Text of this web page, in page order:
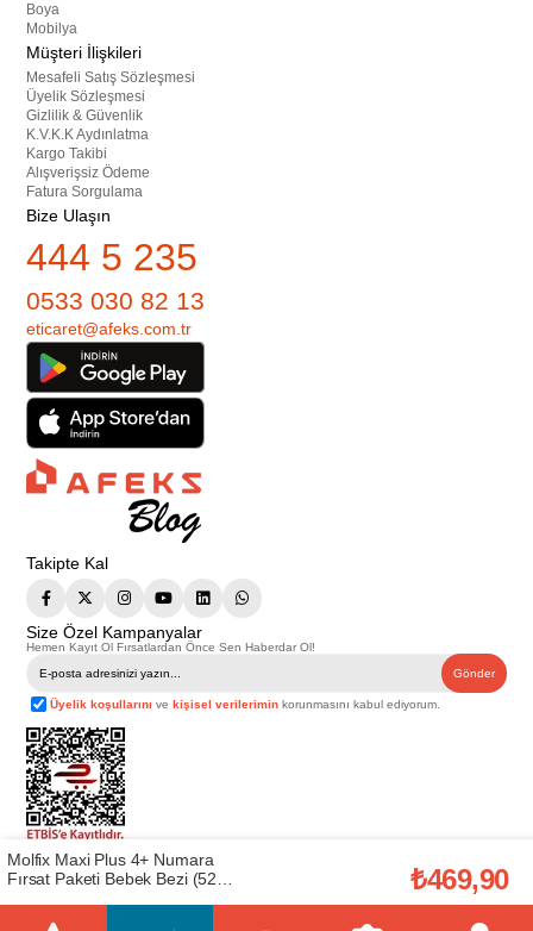
Boya
Mobilya
Müşteri İlişkileri
Mesafeli Satış Sözleşmesi
Üyelik Sözleşmesi
Gizlilik & Güvenlik
K.V.K.K Aydınlatma
Kargo Takibi
Alışverişsiz Ödeme
Fatura Sorgulama
Bize Ulaşın
444 5 235
0533 030 82 13
eticaret@afeks.com.tr
Takipte Kal
Size Özel Kampanyalar
Hemen Kayıt Ol Fırsatlardan Önce Sen Haberdar Ol!
Gönder
Üyelik koşullarını vekişisel verilerimin korunmasını kabul ediyorum.
Telif Hakkı © 2026Afeks Yapı Market
. Tüm hakları saklıdır.
Bu web sitesindeki tüm ürünler ticari amaçlıdır. Web sitemizde yer alan
görsel ve yazılı içerikler firmamıza ait olup, firmamızın yazılı izni alınmadan
başka yerlerde kullanılamaz. İçeriklerin izin alınmadan kopyalanması ve
Molfix Maxi Plus 4+ Numara
Fırsat Paketi Bebek Bezi (52
₺469,90